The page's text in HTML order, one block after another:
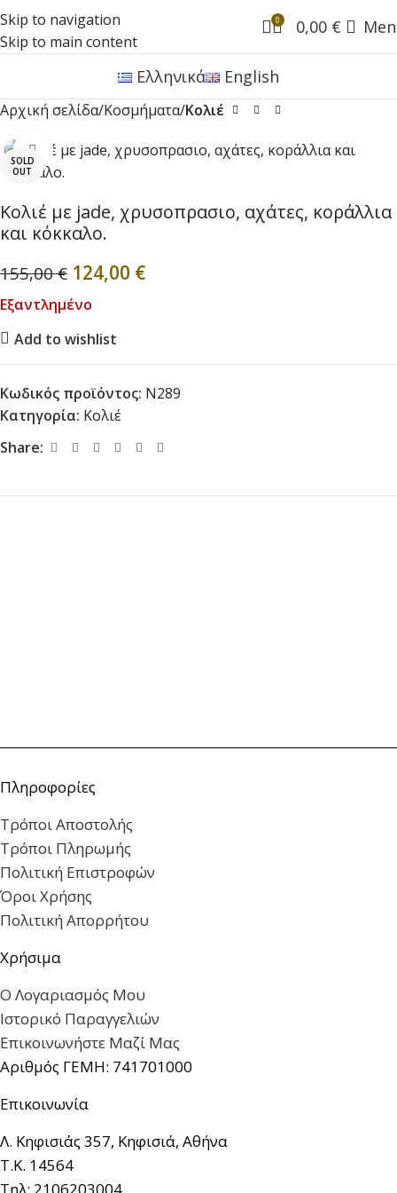
Skip to navigation
Skip to main content
0 0,00 €
Ελληνικά English
Αρχική σελίδα Κοσμήματα Κολιέ
SOLD
OUT
Click to enlarge
Κολιέ με jade, χρυσοπρασιο, αχάτες, κοράλλια
και κόκκαλο.
155,00€ 124,00 €
Εξαντλημένο
Add to wishlist
Κωδικός προϊόντος: N289
Κατηγορία: Κολιέ
Share:
Πληροφορίες
Τρόποι Αποστολής
Τρόποι Πληρωμής
Πολιτική Επιστροφών
Όροι Χρήσης
Πολιτική Απορρήτου
Χρήσιμα
Ο Λογαριασμός Μου
Ιστορικό Παραγγελιών
Επικοινωνήστε Μαζί Μας
Αριθμός ΓΕΜΗ: 741701000
Επικοινωνία
Λ. Κηφισιάς 357, Κηφισιά, Αθήνα
Τ.Κ. 14564